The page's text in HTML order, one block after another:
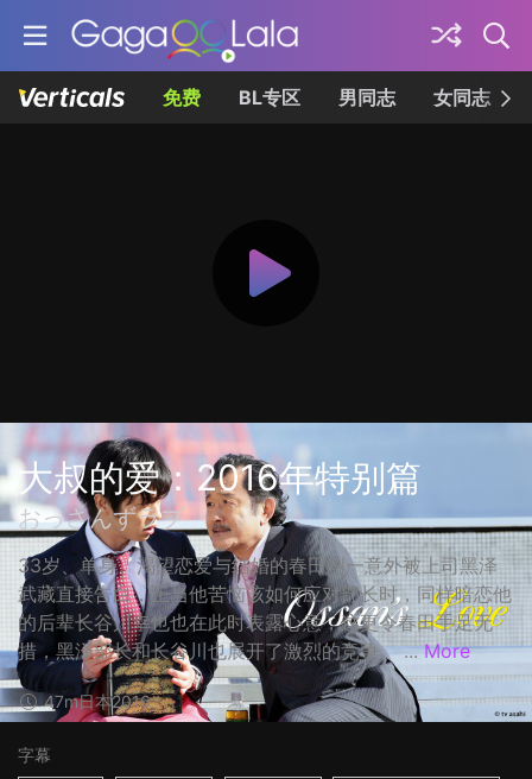
免费 BL专区 男同志 女同志
大叔的爱：2016年特别篇
おっさんずラブ
33岁、单身、渴望恋爱与结婚的春田创一意外被上司黑泽
武藏直接告白，正当他苦恼该如何应对部长时，同样暗恋他
的后辈长谷川幸也也在此时表露心意，这更令春田手足无
措，黑泽部长和长谷川也展开了激烈的竞争。 ... More
47m日本2016
字幕